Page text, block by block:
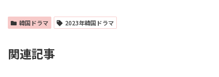
韓国ドラマ 2023年韓国ドラマ
関連記事